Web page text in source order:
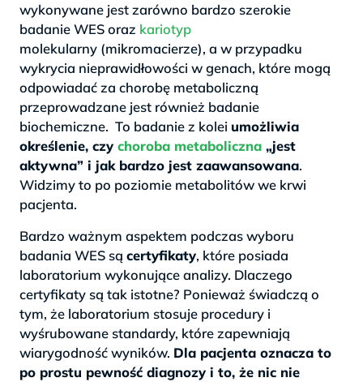
wykonywane jest zarówno bardzo szerokie
badanie WES oraz kariotyp
molekularny (mikromacierze), a w przypadku
wykrycia nieprawidłowości w genach, które mogą
odpowiadać za chorobę metaboliczną
przeprowadzane jest również badanie
biochemiczne. To badanie z kolei umożliwia
określenie, czy choroba metaboliczna „jest
aktywna” i jak bardzo jest zaawansowana.
Widzimy to po poziomie metabolitów we krwi
pacjenta.
Bardzo ważnym aspektem podczas wyboru
badania WES są certyfikaty, które posiada
laboratorium wykonujące analizy. Dlaczego
certyfikaty są tak istotne? Ponieważ świadczą o
tym, że laboratorium stosuje procedury i
wyśrubowane standardy, które zapewniają
wiarygodność wyników. Dla pacjenta oznacza to
po prostu pewność diagnozy i to, że nic nie